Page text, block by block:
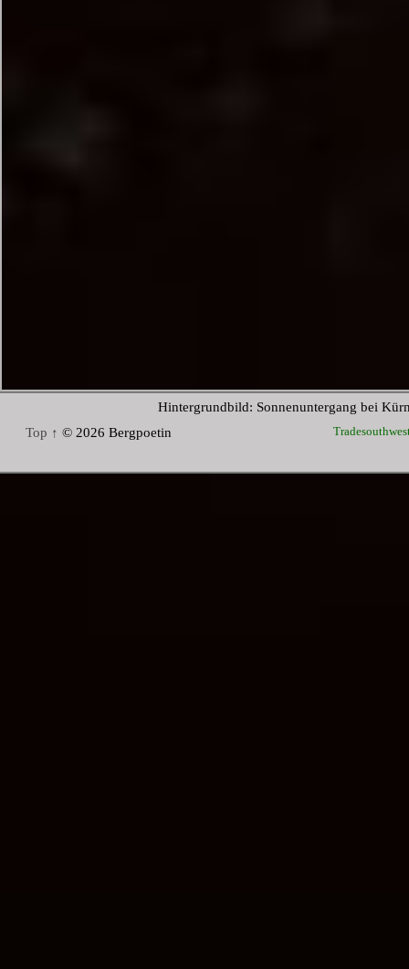
Hintergrundbild: Sonnenuntergang bei
Top ↑ © 2026 Bergpoetin